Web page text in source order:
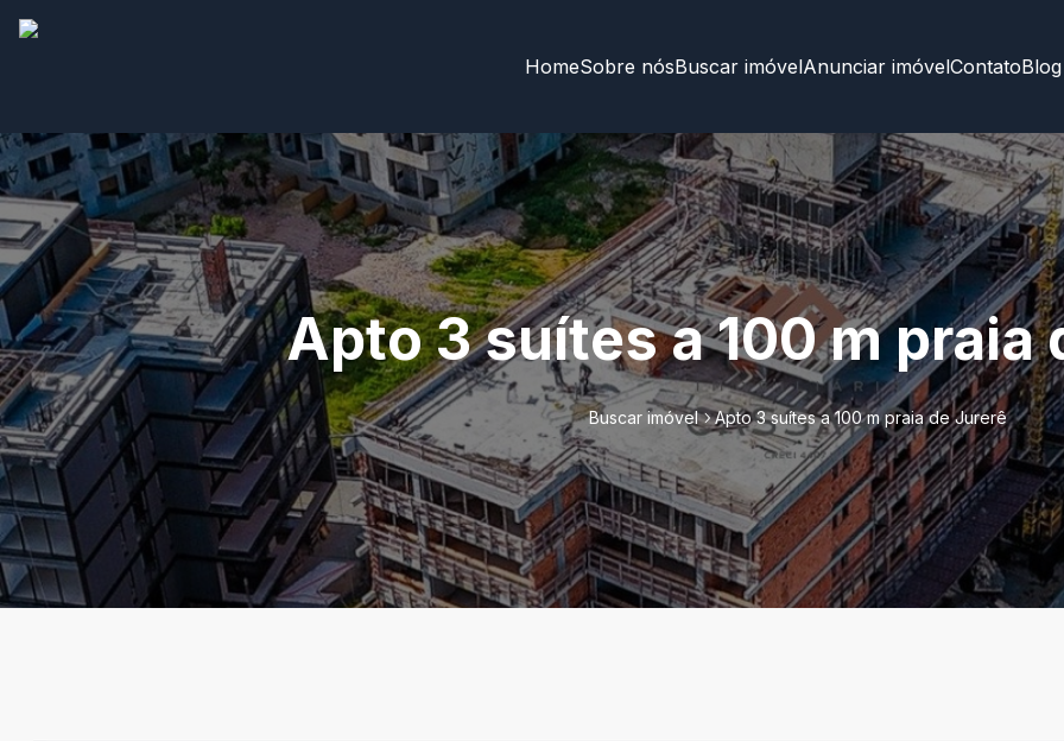
HomeSobre nósBuscar imóvelAnunciar imóvelContatoBlog
Apto 3 suítes a 100 m praia
Buscar imóvel Apto 3 suítes a 100 m praia de Jurerê